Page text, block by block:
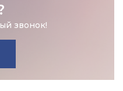
звонок!